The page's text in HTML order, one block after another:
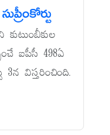
ఐపీసీ 498ఏ
3న విస్తరించింది.